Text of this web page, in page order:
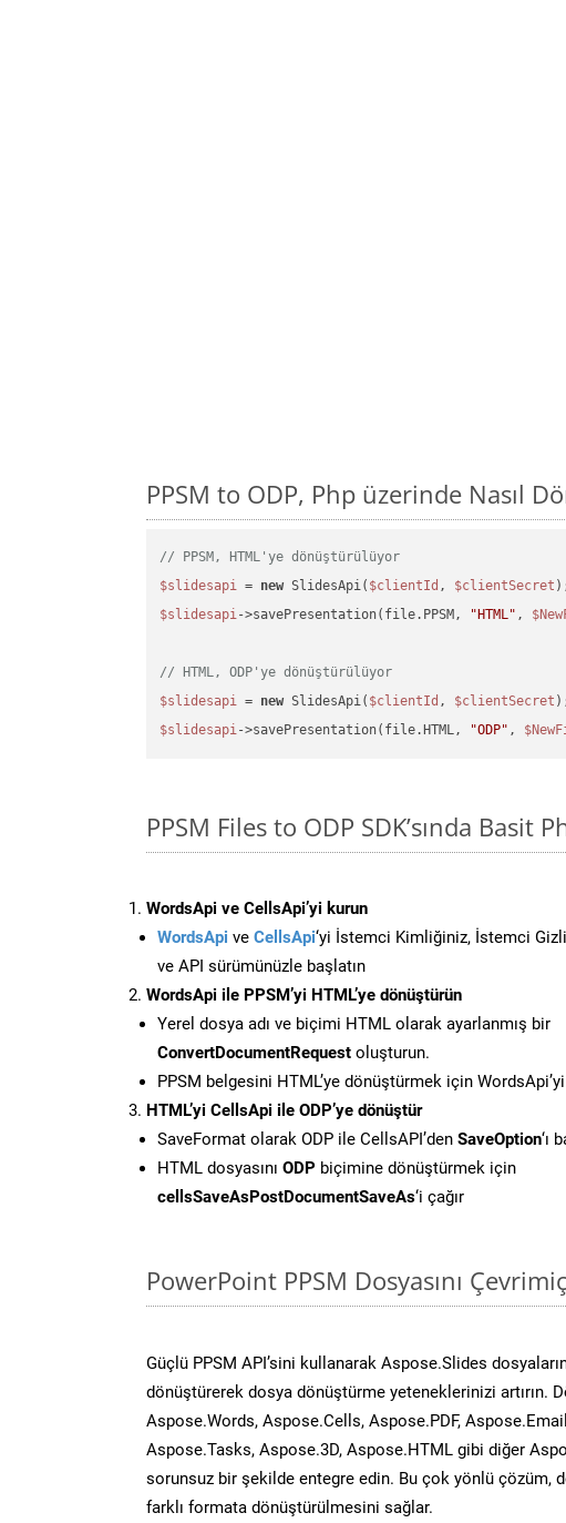
PPSM to ODP, Php üzerinde Nasıl
// PPSM, HTML'ye dönüştürülüyor
$slidesapi = new SlidesApi( $clientId , $clientSecret
$slidesapi->savePresentation(file.PPSM, "HTML" ,
// HTML, ODP'ye dönüştürülüyor
$slidesapi = new SlidesApi( $clientId , $clientSecret
$slidesapi->savePresentation(file.HTML, "ODP" ,
PPSM Files to ODP SDK’sında Basit
WordsApi ve CellsApi’yi kurun
WordsApi ve CellsApi‘yi İstemci Kimliğiniz, İstemci
ve API sürümünüzle başlatın
WordsApi ile PPSM’yi HTML’ye dönüştürün
Yerel dosya adı ve biçimi HTML olarak ayarlanmış bir
ConvertDocumentRequest oluşturun.
PPSM belgesini HTML’ye dönüştürmek için
HTML’yi CellsApi ile ODP’ye dönüştür
SaveFormat olarak ODP ile CellsAPI’den SaveOption‘ı
HTML dosyasını ODP biçimine dönüştürmek için
cellsSaveAsPostDocumentSaveAs‘i çağır
PowerPoint PPSM Dosyasını
Güçlü PPSM API’sini kullanarak Aspose.Slides
dönüştürerek dosya dönüştürme yeteneklerinizi artırın.
Aspose.Words, Aspose.Cells, Aspose.PDF,
Aspose.Tasks, Aspose.3D, Aspose.HTML gibi diğer
sorunsuz bir şekilde entegre edin. Bu çok yönlü çözüm,
farklı formata dönüştürülmesini sağlar.